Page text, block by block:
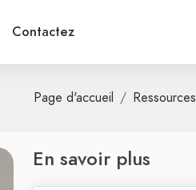
Contactez
Page d'accueil Ressources
En savoir plus